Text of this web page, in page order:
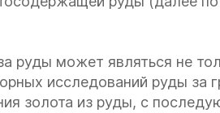
руды может являться не
исследований руды за
золота из руды, с